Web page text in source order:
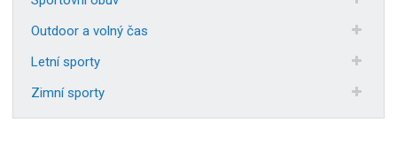
Outdoor a volný čas
Letní sporty
Zimní sporty